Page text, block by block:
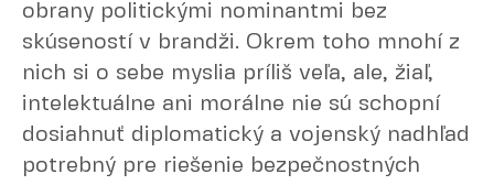
obrany politickými nominantmi bez
skúseností v brandži. Okrem toho mnohí z
nich si o sebe myslia príliš veľa, ale, žiaľ,
intelektuálne ani morálne nie sú schopní
dosiahnuť diplomatický a vojenský nadhľad
potrebný pre riešenie bezpečnostných